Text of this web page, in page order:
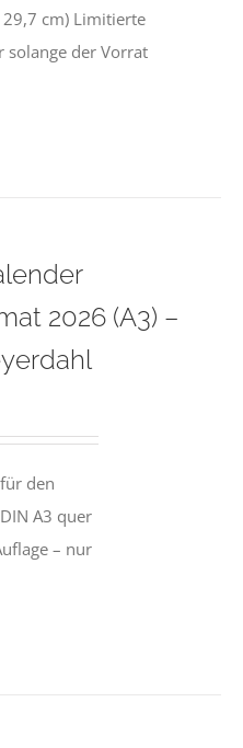
29,7 cm) Limitierte
solange der Vorrat
2026 (A3) –
den
A3 quer
– nur